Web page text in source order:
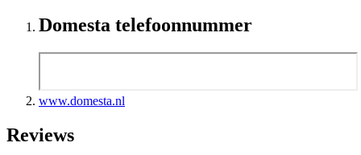
Domesta telefoonnummer
www.domesta.nl
Reviews